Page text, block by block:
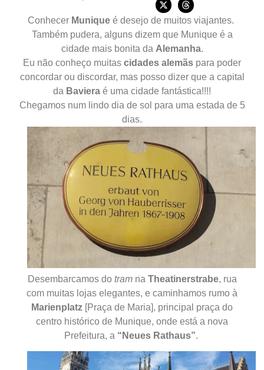
Conhecer Munique é desejo de muitos viajantes.
Tambémpudera, alguns dizem que Munique é a
cidade mais bonita da Alemanha.
Eu não conheço muitas cidades alemãs para poder
concordar ou discordar, mas posso dizer que a capital
da Baviera é uma cidade fantástica!!!!
Chegamos num lindo dia de sol para uma estada de 5
dias.
Desembarcamos do tramna Theatinerstrabe, rua
com muitas lojas elegantes, e caminhamos rumo à
Marienplatz [Praça de Maria], principal praça do
centro histórico de Munique, onde está a nova
Prefeitura, a “Neues Rathaus”.